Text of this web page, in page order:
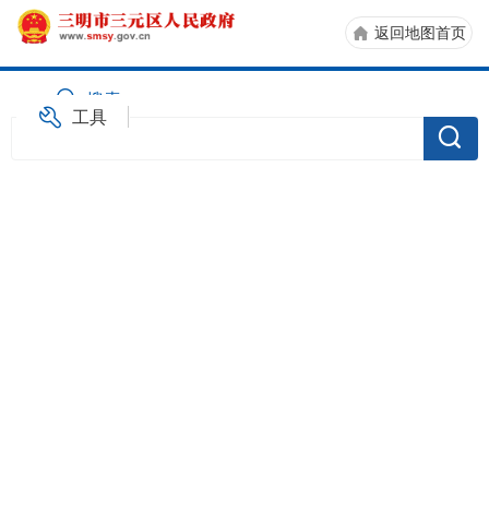
返回地图首页
搜索
工具